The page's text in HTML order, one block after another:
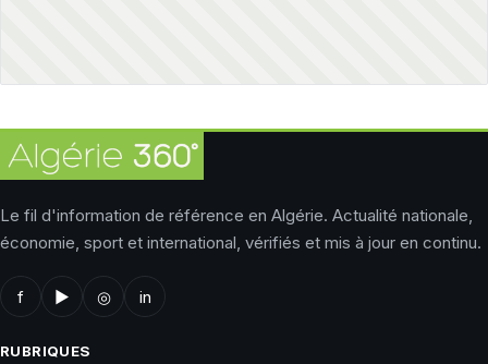
Le fil d'information de référence en Algérie. Actualité nationale,
économie, sport et international, vérifiés et mis à jour en continu.
f ▶ ◎ in
RUBRIQUES